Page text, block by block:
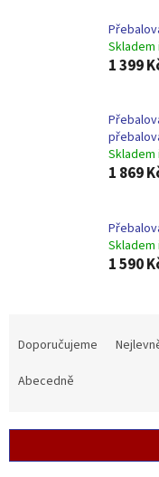
1 399
1 869
1 590
í
r
Doporučujeme
Abecedně